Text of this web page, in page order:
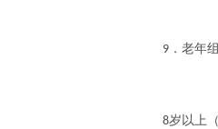
9 ．老年
8岁以上